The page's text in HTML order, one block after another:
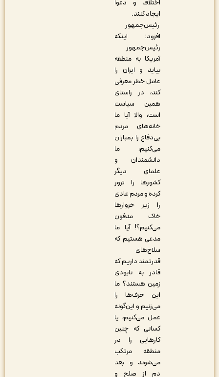
اختلاف و دعوا
ایجاد کنند.
رئیس‌جمهور
افزود: اینکه
رئیس‌جمهور
آمریکا به منطقه
بیاید و ایران را
عامل خطر معرفی
کند، در راستای
همین سیاست
است، والا آیا ما
خانه‌های مردم
بی‌دفاع را بمباران
می‌کنیم، ما
دانشمندان و
علمای دیگر
کشورها را ترور
کرده و مردم عادی
را زیر خروارها
خاک مدفون
می‌کنیم؟! آیا ما
مدعی هستیم که
سلاح‌های
قدرتمند داریم که
قادر به نابودی
زمین هستند؟ ما
این حرف‌ها را
می‌زنیم و این‌گونه
عمل می‌کنیم، یا
کسانی که چنین
کارهایی را در
منطقه مرتکب
می‌شوند و بعد
دم از صلح و